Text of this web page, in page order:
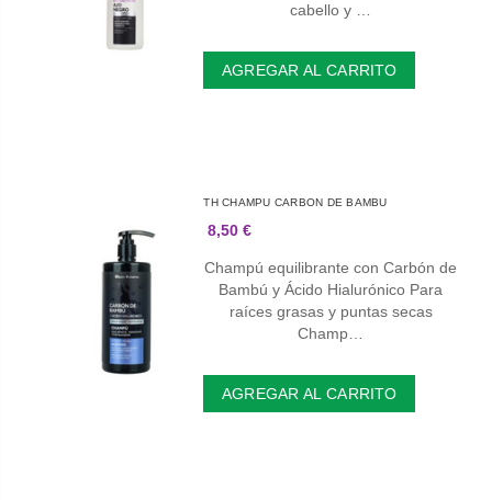
cabello y …
AGREGAR AL CARRITO
TH CHAMPU CARBON DE BAMBU
8,50 €
Champú equilibrante con Carbón de
Bambú y Ácido Hialurónico Para
raíces grasas y puntas secas
Champ…
AGREGAR AL CARRITO